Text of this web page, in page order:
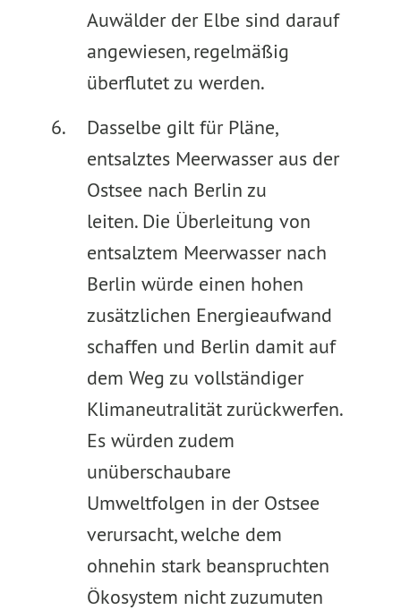
Auwälder der Elbe sind darauf
angewiesen, regelmäßig
überflutet zu werden.
Dasselbe gilt für Pläne,
entsalztes Meerwasser aus der
Ostsee nach Berlin zu
leiten. Die Überleitung von
entsalztem Meerwasser nach
Berlin würde einen hohen
zusätzlichen Energieaufwand
schaffen und Berlin damit auf
dem Weg zu vollständiger
Klimaneutralität zurückwerfen.
Es würden zudem
unüberschaubare
Umweltfolgen in der Ostsee
verursacht, welche dem
ohnehin stark beanspruchten
Ökosystem nicht zuzumuten